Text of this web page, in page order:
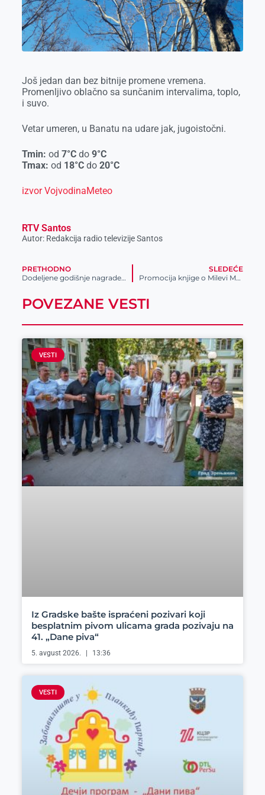
k
e
r
n
p
Još jedan dan bez bitnije promene vremena.
Promenljivo oblačno sa sunčanim intervalima, toplo,
i suvo.
Vetar umeren, u Banatu na udare jak, jugoistočni.
Tmin: od 7°Cdo 9°C
Tmax: od 18°Cdo 20°C
izvor VojvodinaMeteo
RTV Santos
Autor: Redakcija radio televizije Santos
PRETHODNO
Dodeljene godišnje nagrade sportistima i sportskim radnicima za 2023. godinu
SLEDEĆE
Promocija knjige o Milevi Marić Ajnštajn
POVEZANE VESTI
VESTI
Iz Gradske bašte ispraćeni pozivari koji
besplatnim pivom ulicama grada pozivaju na
41. „Dane piva“
5. avgust 2026. 13:36
VESTI